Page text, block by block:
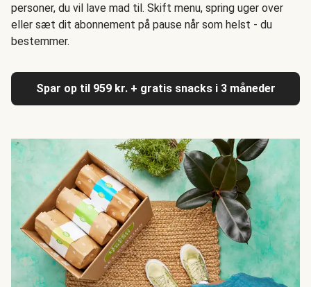
personer, du vil lave mad til. Skift menu, spring uger over
eller sæt dit abonnement på pause når som helst - du
bestemmer.
Spar op til 959 kr. + gratis snacks i 3 måneder